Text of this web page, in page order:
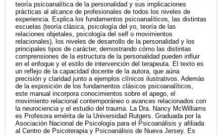
teoría psicoanalítica de la personalidad y sus implicaciones
prácticas al alcance de profesionales de todos los niveles de
experiencia. Explica los fundamentos psicoanalíticos, las distintas
escuelas (teoría clásica, psicología del yo, teoría de las
relaciones objetales, psicología del self o movimientos
relacionales), los niveles de desarrollo de la personalidad y los
principales tipos de carácter, demostrando cómo las distintas
comprensiones de la estructura de la personalidad pueden influir
en el enfoque y el estilo de intervención del terapeuta. El texto es
un reflejo de la capacidad docente de la autora, que aúna
precisión y claridad junto a ejemplos clínicos ilustrativos. Además
de la exposición de los fundamentos clásicos psicoanalíticos,
este manual incorpora conocimientos sobre el apego, el
movimiento relacional contemporáneo o avances relacionados con
la neurociencia y el estudio del trauma. La Dra. Nancy McWilliams
es Profesora emérita de la Universidad Rutgers. Graduada por la
Asociación Nacional de Psicología para el Psicoanálisis y afiliada
al Centro de Psicoterapia y Psicoanálisis de Nueva Jersey. Es